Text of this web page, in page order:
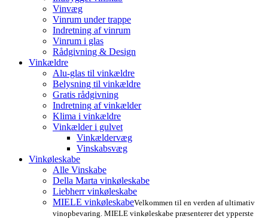
Vinvæg
Vinrum under trappe
Indretning af vinrum
Vinrum i glas
Rådgivning & Design
Vinkældre
Alu-glas til vinkældre
Belysning til vinkældre
Gratis rådgivning
Indretning af vinkælder
Klima i vinkældre
Vinkælder i gulvet
Vinkældervæg
Vinskabsvæg
Vinkøleskabe
Alle Vinskabe
Della Marta vinkøleskabe
Liebherr vinkøleskabe
MIELE vinkøleskabeVelkommen til en verden af ultimativ
vinopbevaring. MIELE vinkøleskabe præsenterer det ypperste